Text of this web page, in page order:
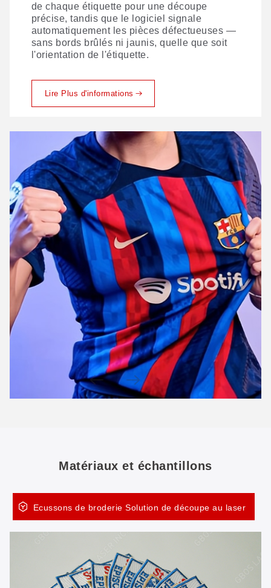
de chaque étiquette pour une découpe
précise, tandis que le logiciel signale
automatiquement les pièces défectueuses —
sans bords brûlés ni jaunis, quelle que soit
l'orientation de l'étiquette.
Lire Plus d'informations
Matériaux et échantillons
Ecussons de broderie Solution de découpe au laser